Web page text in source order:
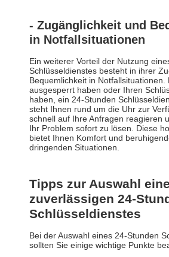
- Zugänglichkeit und
in Notfallsituationen
Ein weiterer Vorteil der Nutzung
Schlüsseldienstes besteht in ihrer
Bequemlichkeit in Notfallsituationen.
ausgesperrt haben oder Ihren
haben, ein 24-Stunden
steht Ihnen rund um die Uhr zur
schnell auf Ihre Anfragen reagieren
Ihr Problem sofort zu lösen. Diese
bietet Ihnen Komfort und
dringenden Situationen.
Tipps zur Auswahl
zuverlässigen 24-
Schlüsseldienstes
Bei der Auswahl eines 24-Stunden
sollten Sie einige wichtige Punkte